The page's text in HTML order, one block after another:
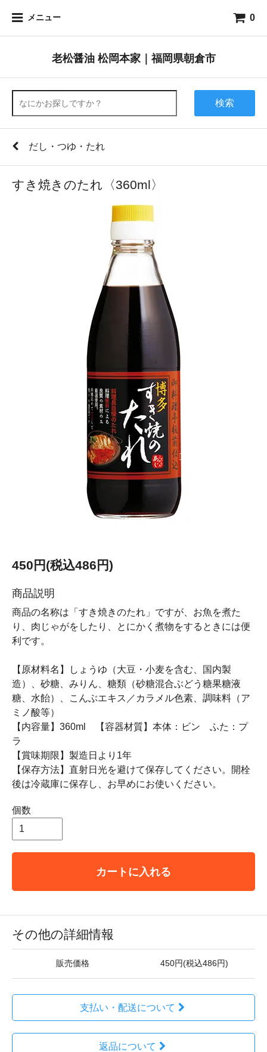
メニュー 0
老松醤油 松岡本家｜福岡県朝倉市
検索
だし・つゆ・たれ
すき焼きのたれ〈360ml〉
450円(税込486円)
商品説明
商品の名称は「すき焼きのたれ」ですが、お魚を煮た
り、肉じゃがをしたり、とにかく煮物をするときには便
利です。
【原材料名】しょうゆ（大豆・小麦を含む、国内製
造）、砂糖、みりん、糖類（砂糖混合ぶどう糖果糖液
糖、水飴）、こんぶエキス／カラメル色素、調味料（ア
ミノ酸等）
【内容量】360ml 【容器材質】本体：ビン ふた：プ
ラ
【賞味期限】製造日より1年
【保存方法】直射日光を避けて保存してください。開栓
後は冷蔵庫に保存し、お早めにお使いください。
個数
カートに入れる
その他の詳細情報
販売価格 450円(税込486円)
支払い・配送について
返品について